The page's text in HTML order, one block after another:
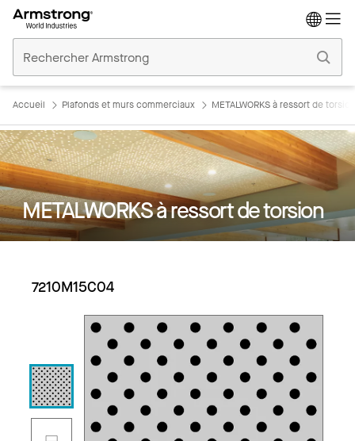
Plafonds
Commerciaux
Accueil Plafonds et murs commerciaux METALWORKS à ressort de torsion
METALWORKS à ressort de torsion
7210M15C04